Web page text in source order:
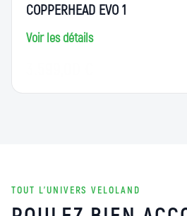
COPPERHEAD EVO 1
Voir les détails
TOUT L’UNIVERS VELOLAND